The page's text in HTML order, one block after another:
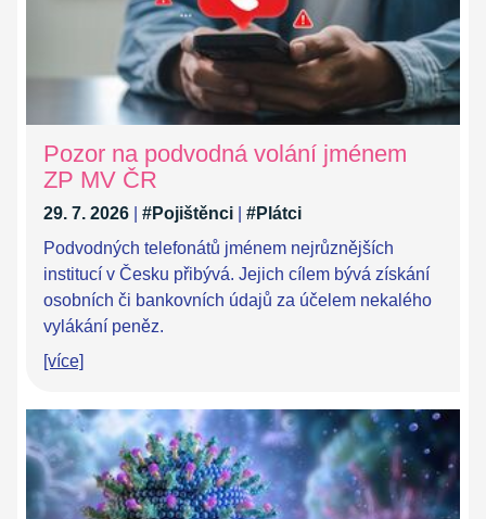
Pozor na podvodná volání jménem
ZP MV ČR
29. 7. 2026 #Pojištěnci
#Plátci
Podvodných telefonátů jménem nejrůznějších
institucí v Česku přibývá. Jejich cílem bývá získání
osobních či bankovních údajů za účelem nekalého
vylákání peněz.
[více]